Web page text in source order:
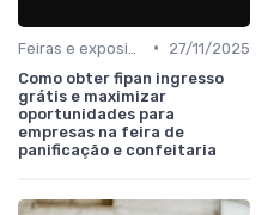
•
27/11/2025
Como obter fipan ingresso
grátis e maximizar
oportunidades para
empresas na feira de
panificação e confeitaria